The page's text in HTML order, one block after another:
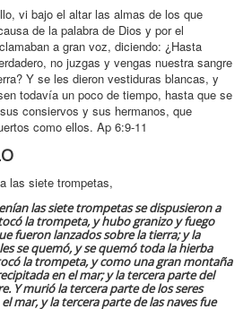
vi bajo el altar las almas de los que
de la palabra de Dios y por el
a gran voz, diciendo: ¿Hasta
no juzgas y vengas nuestra sangre
Y se les dieron vestiduras blancas, y
todavía un poco de tiempo, hasta que se
consiervos y sus hermanos, que
como ellos. Ap 6:9-11
las siete trompetas,
las siete trompetas se dispusieron a
la trompeta, y hubo granizo y fuego
fueron lanzados sobre la tierra; y la
se quemó, y se quemó toda la hierba
la trompeta, y como una gran montaña
en el mar; y la tercera parte del
Y murió la tercera parte de los seres
mar, y la tercera parte de las naves fue